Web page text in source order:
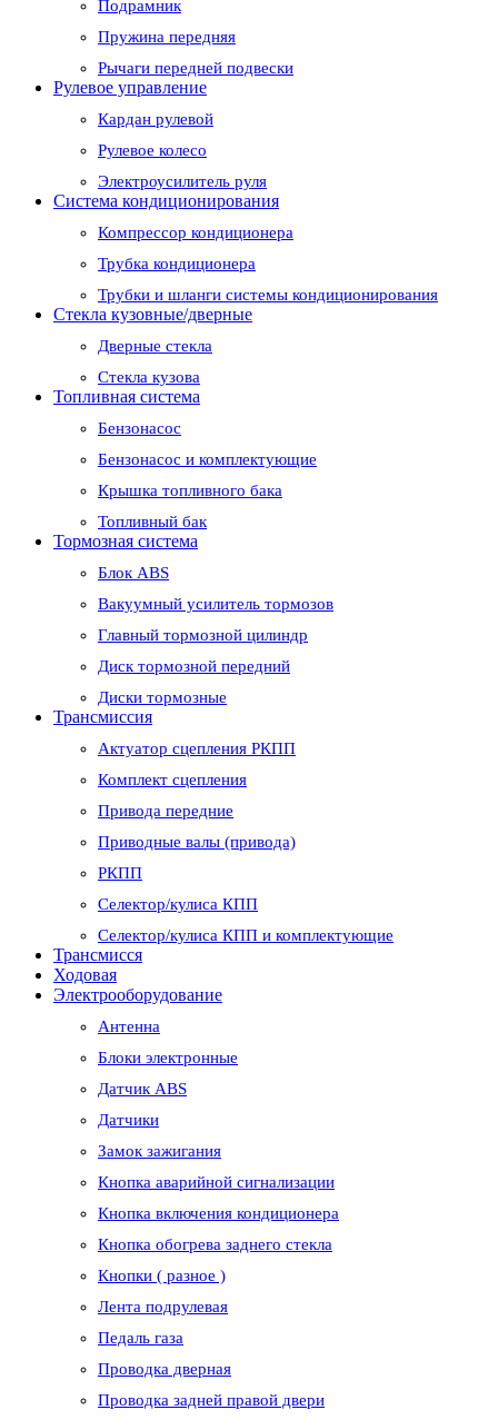
Подрамник
Пружина передняя
Рычаги передней подвески
Рулевое управление
Кардан рулевой
Рулевое колесо
Электроусилитель руля
Система кондиционирования
Компрессор кондиционера
Трубка кондиционера
Трубки и шланги системы кондиционирования
Стекла кузовные/дверные
Дверные стекла
Стекла кузова
Топливная система
Бензонасос
Бензонасос и комплектующие
Крышка топливного бака
Топливный бак
Тормозная система
Блок ABS
Вакуумный усилитель тормозов
Главный тормозной цилиндр
Диск тормозной передний
Диски тормозные
Трансмиссия
Актуатор сцепления РКПП
Комплект сцепления
Привода передние
Приводные валы (привода)
РКПП
Селектор/кулиса КПП
Селектор/кулиса КПП и комплектующие
Трансмисся
Ходовая
Электрооборудование
Антенна
Блоки электронные
Датчик ABS
Датчики
Замок зажигания
Кнопка аварийной сигнализации
Кнопка включения кондиционера
Кнопка обогрева заднего стекла
Кнопки ( разное )
Лента подрулевая
Педаль газа
Проводка дверная
Проводка задней правой двери